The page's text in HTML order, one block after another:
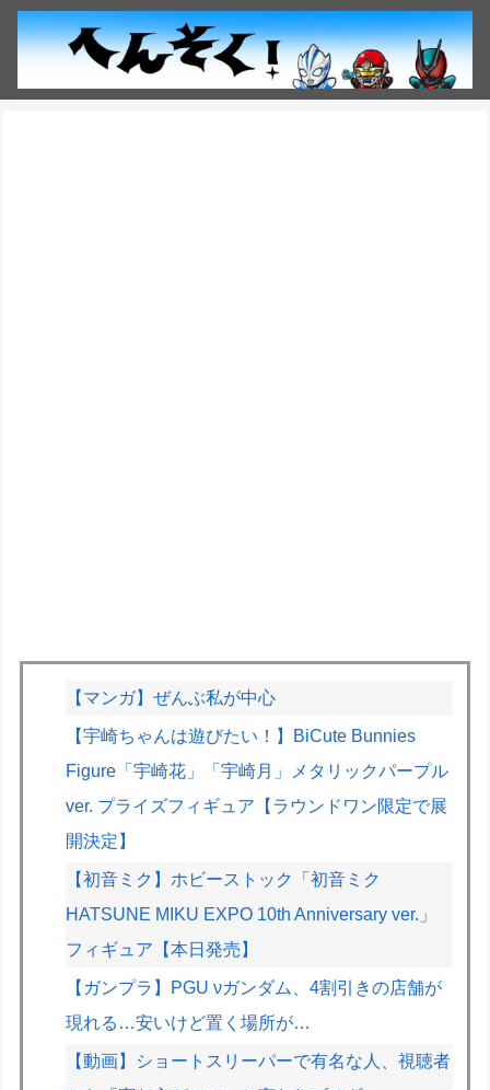
【マンガ】ぜんぶ私が中心
【宇崎ちゃんは遊びたい！】BiCute Bunnies
Figure「宇崎花」「宇崎月」メタリックパープル
ver. プライズフィギュア【ラウンドワン限定で展
開決定】
【初音ミク】ホビーストック「初音ミク
HATSUNE MIKU EXPO 10th Anniversary ver.」
フィギュア【本日発売】
【ガンプラ】PGU νガンダム、4割引きの店舗が
現れる…安いけど置く場所が…
【動画】ショートスリーパーで有名な人、視聴者